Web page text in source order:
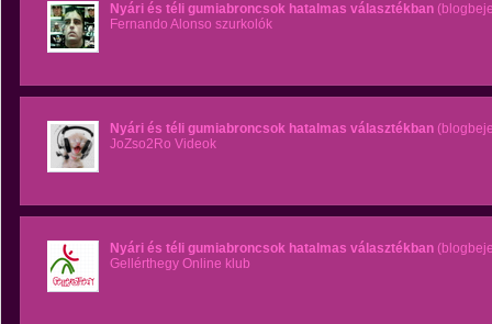
Nyári és téli gumiabroncsok hatalmas választékban
Fernando Alonso szurkolók
Nyári és téli gumiabroncsok hatalmas választékban
JoZso2Ro Videok
Nyári és téli gumiabroncsok hatalmas választékban
Gellérthegy Online klub